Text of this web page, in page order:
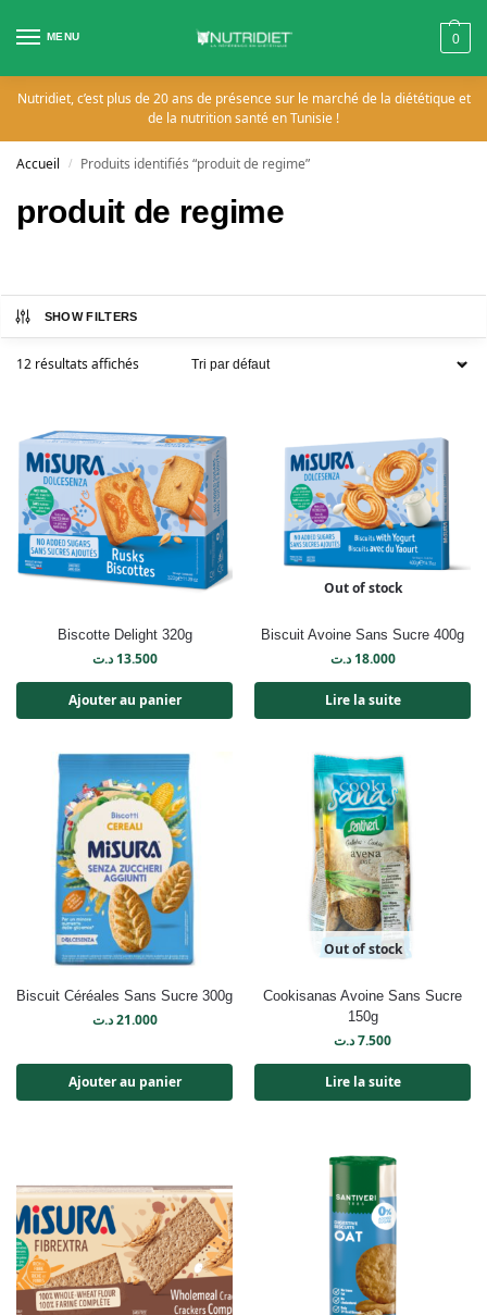
MENU 0
Nutridiet, c’est plus de 20 ans de présence sur le marché de la diététique et
de la nutrition santé en Tunisie !
Accueil / Produits identifiés “produit de regime”
produit de regime
SHOW FILTERS
12 résultats affichés
Biscotte Delight 320g
13.500 د.ت
Ajouter au panier
Out of stock
Biscuit Avoine Sans Sucre 400g
18.000 د.ت
Lire la suite
Biscuit Céréales Sans Sucre 300g
21.000 د.ت
Ajouter au panier
Out of stock
Cookisanas Avoine Sans Sucre
150g
7.500د.ت
Lire la suite